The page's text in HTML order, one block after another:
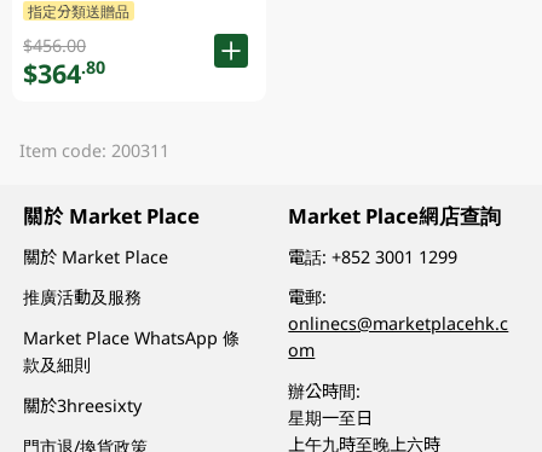
指定分類送贈品
$456.00
$364.80
Item code: 200311
關於 Market Place
關於 Market Place
推廣活動及服務
Market Place WhatsApp 條
款及細則
關於3hreesixty
門市退/換貨政策
Market Place網店查詢
電話:+852 3001 1299
電郵:
onlinecs@marketplacehk.c
om
辦公時間:
星期一至日
上午九時至晚上六時